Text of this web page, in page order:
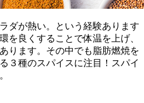
ダが熱い。という経験あります
を良くすることで体温を上げ、
ります。その中でも脂肪燃焼を
３種のスパイスに注目！スパイ